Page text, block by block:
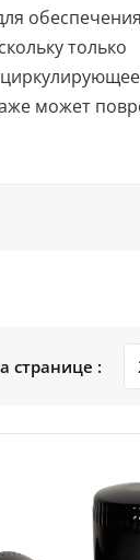
обеспечения
только
может
странице :